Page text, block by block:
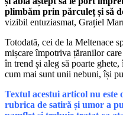
plimbăm prin părculeț și să
vizibil entuziasmat, Grațiel
Totodată, cei de la Meltenace
mișcare împotriva țăranilor
în trend și aleg să poarte
cum mai sunt unii nebuni, își
Textul acestui articol nu este
rubrica de satiră și umor a